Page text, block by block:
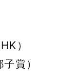
）
賞）